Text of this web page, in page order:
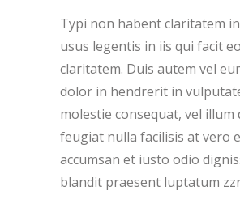
Typi non habent claritatem
usus legentis in iis qui facit
claritatem. Duis autem vel
dolor in hendrerit in
molestie consequat, vel illum
feugiat nulla facilisis at vero
accumsan et iusto odio
blandit praesent luptatum